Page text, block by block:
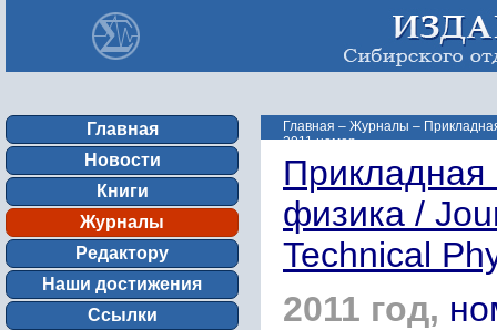
Главная
Новости
Книги
Журналы
Редактору
Наши достижения
Ссылки
Главная – Журналы –
2011 номер ...
Прикладная
физика /
Technical
2011 год,